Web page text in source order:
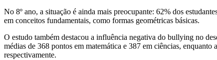
No 8º ano, a situação é ainda mais preocupante: 62% dos
em conceitos fundamentais, como formas geométricas básicas.
O estudo também destacou a influência negativa do bullying no
médias de 368 pontos em matemática e 387 em ciências,
respectivamente.